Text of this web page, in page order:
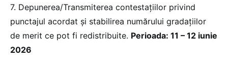
7. Depunerea/Transmiterea contestaţiilor privind
punctajul acordat şi stabilirea numărului gradaţiilor
de merit ce pot fi redistribuite. Perioada: 11 – 12 iunie
2026